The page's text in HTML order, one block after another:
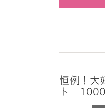
恒例！
ト 1000